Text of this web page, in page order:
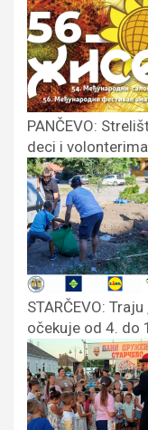
PANČEVO:
deci i volonterima
STARČEVO:
očekuje od 4. do